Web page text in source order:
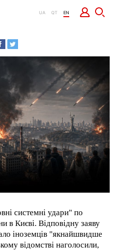
UA QT EN
системні удари" по
в Києві. Відповідну заяву
іноземців "якнайшвидше
відомстві наголосили,